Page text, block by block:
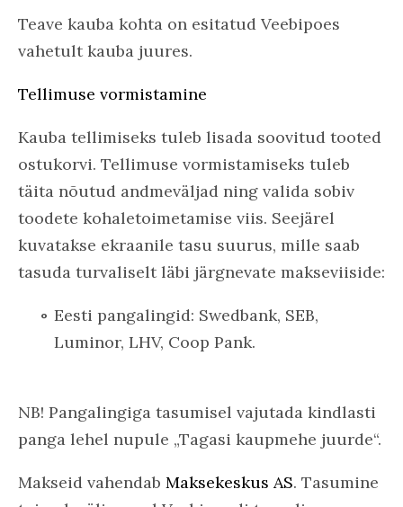
Teave kauba kohta on esitatud Veebipoes
vahetult kauba juures.
Tellimuse vormistamine
Kauba tellimiseks tuleb lisada soovitud tooted
ostukorvi. Tellimuse vormistamiseks tuleb
täita nõutud andmeväljad ning valida sobiv
toodete kohaletoimetamise viis. Seejärel
kuvatakse ekraanile tasu suurus, mille saab
tasuda turvaliselt läbi järgnevate makseviiside:
Eesti pangalingid: Swedbank, SEB,
Luminor, LHV, Coop Pank.
NB! Pangalingiga tasumisel vajutada kindlasti
panga lehel nupule „Tagasi kaupmehe juurde“.
Makseid vahendab Maksekeskus AS. Tasumine